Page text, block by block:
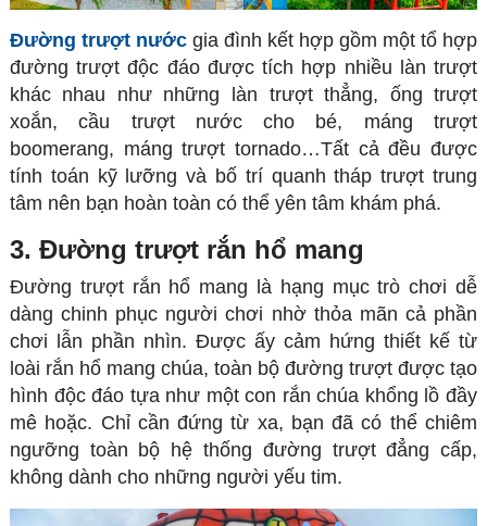
Đường trượt nướcgia đình kết hợp gồm một tổ hợp
đường trượt độc đáo được tích hợp nhiều làn trượt
khác nhau như những làn trượt thẳng, ống trượt
xoắn, cầu trượt nước cho bé, máng trượt
boomerang, máng trượt tornado…Tất cả đều được
tính toán kỹ lưỡng và bố trí quanh tháp trượt trung
tâm nên bạn hoàn toàn có thể yên tâm khám phá.
3. Đường trượt rắn hổ mang
Đường trượt rắn hổ mang là hạng mục trò chơi dễ
dàng chinh phục người chơi nhờ thỏa mãn cả phần
chơi lẫn phần nhìn. Được ấy cảm hứng thiết kế từ
loài rắn hổ mang chúa, toàn bộ đường trượt được tạo
hình độc đáo tựa như một con rắn chúa khổng lồ đầy
mê hoặc. Chỉ cần đứng từ xa, bạn đã có thể chiêm
ngưỡng toàn bộ hệ thống đường trượt đẳng cấp,
không dành cho những người yếu tim.